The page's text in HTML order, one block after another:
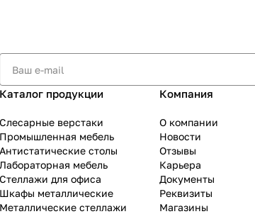
Каталог продукции
Слесарные верстаки
Промышленная мебель
Антистатические столы
Лабораторная мебель
Стеллажи для офиса
Шкафы металлические
Металлические стеллажи
Компания
О компании
Новости
Отзывы
Карьера
Документы
Реквизиты
Магазины